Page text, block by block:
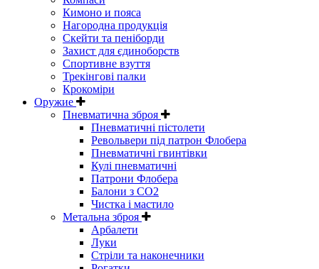
Кимоно и пояса
Нагородна продукція
Скейти та пеніборди
Захист для єдиноборств
Спортивне взуття
Трекінгові палки
Крокоміри
Оружие
Пневматична зброя
Пневматичні пістолети
Револьвери під патрон Флобера
Пневматичні гвинтівки
Кулі пневматичні
Патрони Флобера
Балони з CO2
Чистка і мастило
Метальна зброя
Арбалети
Луки
Стріли та наконечники